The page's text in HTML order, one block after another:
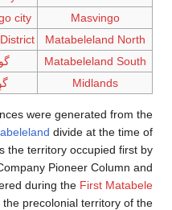
Masvingo
city
Matabeleland North
Matabeleland South
Midlands
were generated from the
divide at the time of
the territory occupied first by
Pioneer Column and
during the First Matabele
precolonial territory of the